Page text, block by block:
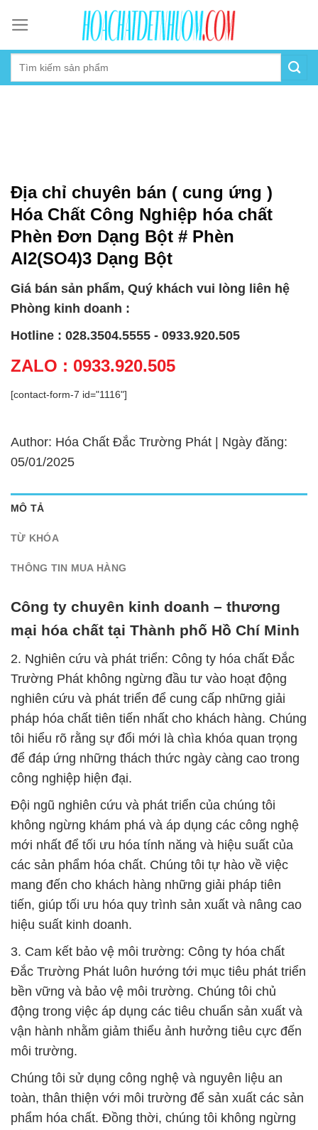
content
Địa chỉ chuyên bán ( cung ứng )
Hóa Chất Công Nghiệp hóa chất
Phèn Đơn Dạng Bột # Phèn
Al2(SO4)3 Dạng Bột
Giá bán sản phẩm, Quý khách vui lòng liên hệ
Phòng kinh doanh :
Hotline : 028.3504.5555 - 0933.920.505
ZALO : 0933.920.505
[contact-form-7 id="1116"]
Author: Hóa Chất Đắc Trường Phát | Ngày đăng:
05/01/2025
MÔ TẢ
TỪ KHÓA
THÔNG TIN MUA HÀNG
Công ty chuyên kinh doanh – thương
mại hóa chất tại Thành phố Hồ Chí Minh
2. Nghiên cứu và phát triển: Công ty hóa chất Đắc
Trường Phát không ngừng đầu tư vào hoạt động
nghiên cứu và phát triển để cung cấp những giải
pháp hóa chất tiên tiến nhất cho khách hàng. Chúng
tôi hiểu rõ rằng sự đổi mới là chìa khóa quan trọng
để đáp ứng những thách thức ngày càng cao trong
công nghiệp hiện đại.
Đội ngũ nghiên cứu và phát triển của chúng tôi
không ngừng khám phá và áp dụng các công nghệ
mới nhất để tối ưu hóa tính năng và hiệu suất của
các sản phẩm hóa chất. Chúng tôi tự hào về việc
mang đến cho khách hàng những giải pháp tiên
tiến, giúp tối ưu hóa quy trình sản xuất và nâng cao
hiệu suất kinh doanh.
3. Cam kết bảo vệ môi trường: Công ty hóa chất
Đắc Trường Phát luôn hướng tới mục tiêu phát triển
bền vững và bảo vệ môi trường. Chúng tôi chủ
động trong việc áp dụng các tiêu chuẩn sản xuất và
vận hành nhằm giảm thiểu ảnh hưởng tiêu cực đến
môi trường.
Chúng tôi sử dụng công nghệ và nguyên liệu an
toàn, thân thiện với môi trường để sản xuất các sản
phẩm hóa chất. Đồng thời, chúng tôi không ngừng